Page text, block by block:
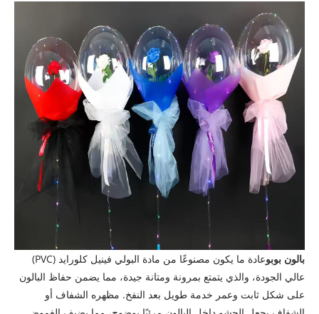
بالون بوبو
عادة ما يكون مصنوعًا من مادة البولي فينيل كلورايد (PVC)
عالي الجودة، والذي يتمتع بمرونة ومتانة جيدة، مما يضمن حفاظ البالون
على شكل ثابت وعمر خدمة طويل بعد النفخ. مظهره الشفاف أو